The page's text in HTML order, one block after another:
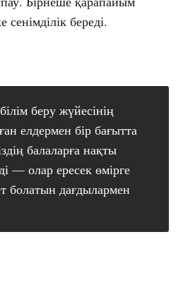
береді.
беру жүйесінің
елдермен бір бағытта
балаларға нақты
— олар ересек өмірге
болатын дағдылармен